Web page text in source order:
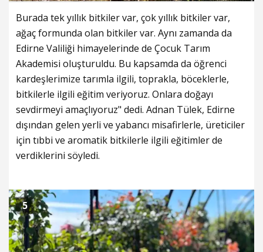
Burada tek yıllık bitkiler var, çok yıllık bitkiler var,
ağaç formunda olan bitkiler var. Aynı zamanda da
Edirne Valiliği himayelerinde de Çocuk Tarım
Akademisi oluşturuldu. Bu kapsamda da öğrenci
kardeşlerimize tarımla ilgili, toprakla, böceklerle,
bitkilerle ilgili eğitim veriyoruz. Onlara doğayı
sevdirmeyi amaçlıyoruz" dedi. Adnan Tülek, Edirne
dışından gelen yerli ve yabancı misafirlerle, üreticiler
için tıbbi ve aromatik bitkilerle ilgili eğitimler de
verdiklerini söyledi.
5